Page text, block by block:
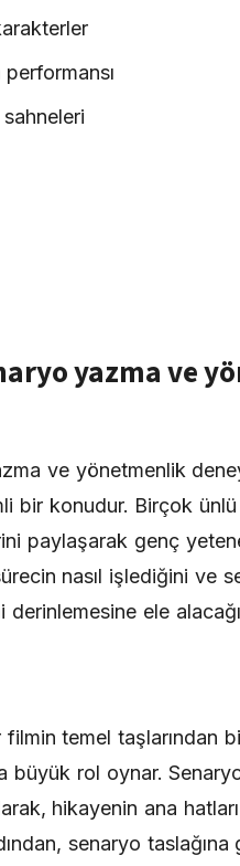
yazma ve
ve yönetmenlik
bir konudur. Birçok
paylaşarak genç
nasıl işlediğini ve
ele
temel taşlarından
büyük rol oynar.
hikayenin ana
senaryo taslağına